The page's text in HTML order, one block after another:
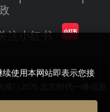
续使用本网站即表示您接
注小红书
! | 2026 北京时代一峰信息